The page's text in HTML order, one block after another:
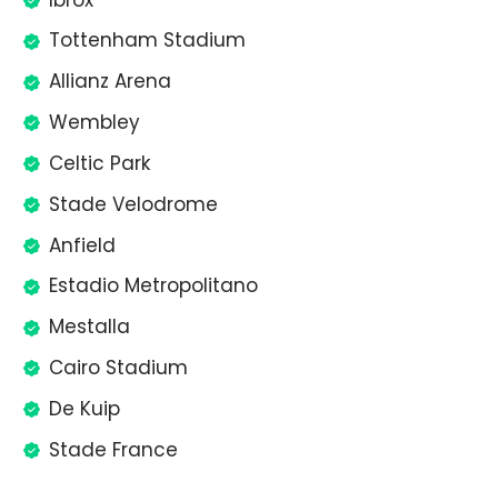
Tottenham Stadium
Allianz Arena
Wembley
Celtic Park
Stade Velodrome
Anfield
Estadio Metropolitano
Mestalla
Cairo Stadium
De Kuip
Stade France